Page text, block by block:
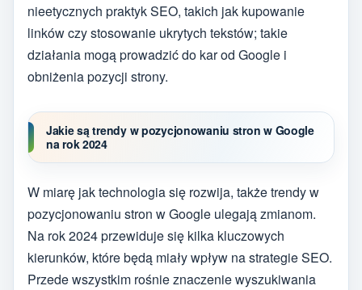
nieetycznych praktyk SEO, takich jak kupowanie
linków czy stosowanie ukrytych tekstów; takie
działania mogą prowadzić do kar od Google i
obniżenia pozycji strony.
Jakie są trendy w pozycjonowaniu stron w Google
na rok 2024
W miarę jak technologia się rozwija, także trendy w
pozycjonowaniu stron w Google ulegają zmianom.
Na rok 2024 przewiduje się kilka kluczowych
kierunków, które będą miały wpływ na strategie SEO.
Przede wszystkim rośnie znaczenie wyszukiwania